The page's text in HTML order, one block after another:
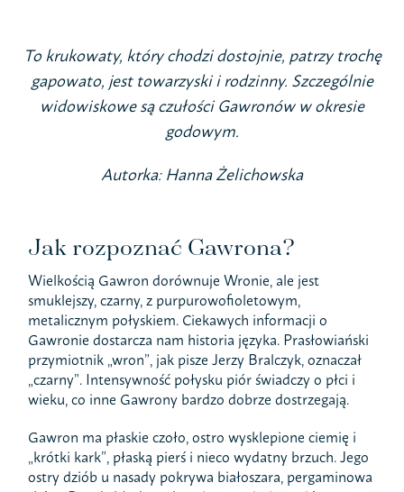
To krukowaty, który chodzi dostojnie, patrzy trochę
gapowato, jest towarzyski i rodzinny. Szczególnie
widowiskowe są czułości Gawronów w okresie
godowym.
Autorka: Hanna Żelichowska
Jak rozpoznać Gawrona?
Wielkością Gawron dorównuje Wronie, ale jest
smuklejszy, czarny, z purpurowofioletowym,
metalicznym połyskiem. Ciekawych informacji o
Gawronie dostarcza nam historia języka. Prasłowiański
przymiotnik „wron”, jak pisze Jerzy Bralczyk, oznaczał
„czarny”. Intensywność połysku piór świadczy o płci i
wieku, co inne Gawrony bardzo dobrze dostrzegają.
Gawron ma płaskie czoło, ostro wysklepione ciemię i
„krótki kark”, płaską pierś i nieco wydatny brzuch. Jego
ostry dziób u nasady pokrywa białoszara, pergaminowa